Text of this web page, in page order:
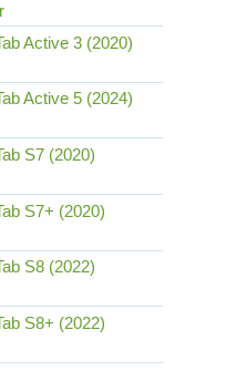
Active 3 (2020)
Active 5 (2024)
S7 (2020)
S7+ (2020)
S8 (2022)
S8+ (2022)